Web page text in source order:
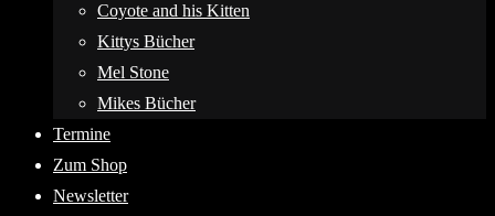
Coyote and his Kitten
Kittys Bücher
Mel Stone
Mikes Bücher
Termine
Zum Shop
Newsletter